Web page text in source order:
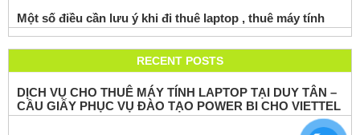
Một số điều cần lưu ý khi đi thuê laptop , thuê máy tính
RECENT POSTS
DỊCH VỤ CHO THUÊ MÁY TÍNH LAPTOP TẠI DUY TÂN –
CẦU GIẤY PHỤC VỤ ĐÀO TẠO POWER BI CHO VIETTEL